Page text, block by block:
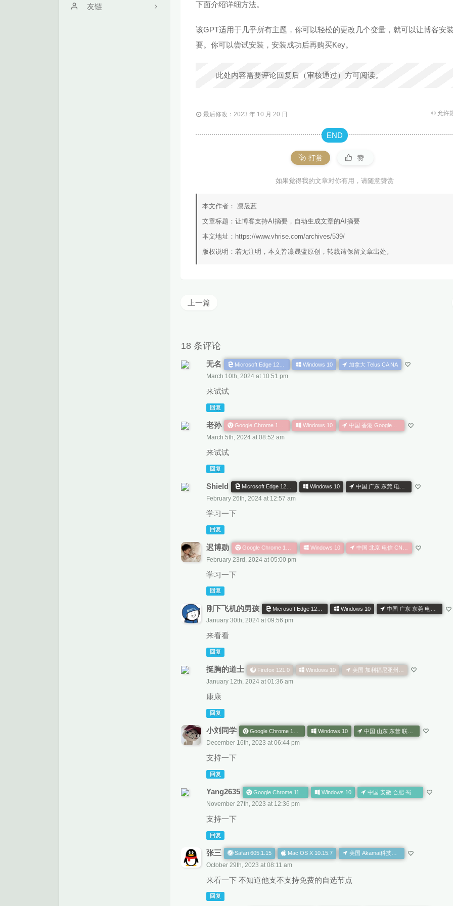
关于友链 下面介绍详细方法。
该GPT适用于几乎所有主题，你可以轻松的更改几个变量，就可以让博客安
要。你可以尝试安装，安装成功后再购买Key。
此处内容需要评论回复后（审核通过）方可阅读。
最后修改：2023 年 10 月 20 日 © 允许
END
打赏 赞
如果觉得我的文章对你有用，请随意赞赏
本文作者： 凛晟蓝
文章标题： 让博客支持AI摘要，自动生成文章的AI摘要
本文地址： https://www.vhrise.com/archives/539/
版权说明：若无注明，本文皆凛晟蓝原创，转载请保留文章出处。
上一篇
18 条评论
无名 Microsoft Edge 122.0.0.0 Windows 10 加拿大 Telus CA NA
March 10th, 2024 at 10:51 pm
来试试
回复
老孙 Google Chrome 121.0.0.0 Windows 10 中国 香港 Google云计算数据中心 HK AS
March 5th, 2024 at 08:52 am
来试试
回复
Shield Microsoft Edge 121.0.0.0 Windows 10 中国 广东 东莞 电信 CN AS
February 26th, 2024 at 12:57 am
学习一下
回复
迟博勋 Google Chrome 121.0.0.0 Windows 10 中国 北京 电信 CN AS
February 23rd, 2024 at 05:00 pm
学习一下
回复
刚下飞机的男孩 Microsoft Edge 121.0.0.0 Windows 10 中国 广东 东莞 电信 CN AS
January 30th, 2024 at 09:56 pm
来看看
回复
挺胸的道士 Firefox 121.0 Windows 10 美国 加利福尼亚州 洛杉矶 AS979_Net US NA
January 12th, 2024 at 01:36 am
康康
回复
小刘同学 Google Chrome 120.0.0.0 Windows 10 中国 山东 东营 联通 CN AS
December 16th, 2023 at 06:44 pm
支持一下
回复
Yang2635 Google Chrome 119.0.0.0 Windows 10 中国 安徽 合肥 蜀山区 移动 CN AS
November 27th, 2023 at 12:36 pm
支持一下
回复
张三 Safari 605.1.15 Mac OS X 10.15.7 美国 Akamai科技公司CDN网络节点 US NA
October 29th, 2023 at 08:11 am
来看一下 不知道他支不支持免费的自选节点
回复